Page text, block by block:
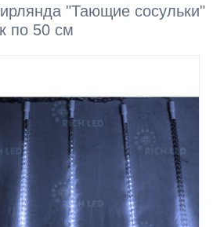
"Тающие сосульки"
по 50 см